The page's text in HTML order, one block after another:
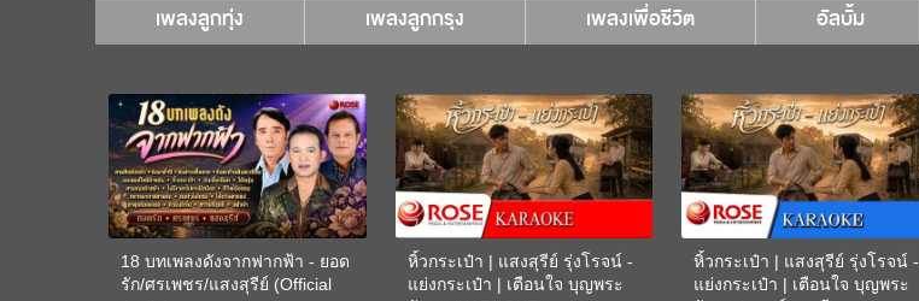
เพลงลูกทุ่ง เพลงลูกกรุง เพลงเพื่อชีวิต อัลบั้ม
18 บทเพลงดังจากฟากฟ้า - ยอด
รัก/ศรเพชร/แสงสุรีย์ (Official
หิ้วกระเป๋า | แสงสุรีย์ รุ่งโรจน์ -
แย่งกระเป๋า | เตือนใจ บุญพระ
หิ้วกระเป๋า | แสงสุรีย์ รุ่งโรจน์ -
แย่งกระเป๋า | เตือนใจ บุญพระ